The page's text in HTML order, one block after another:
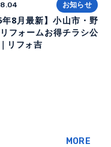
お知らせ
年8月最新】小山市・野
フォームお得チラシ公
リフォ吉
MORE